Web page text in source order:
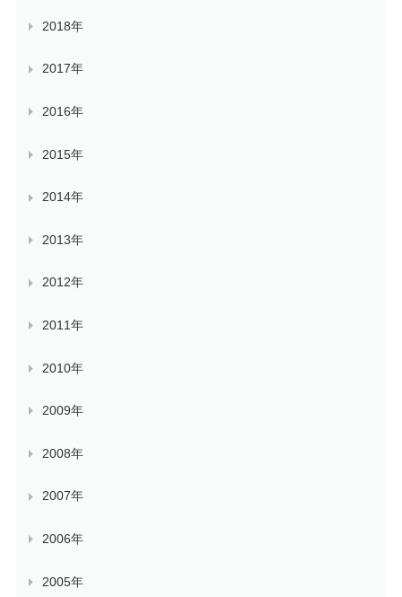
2018年
2017年
2016年
2015年
2014年
2013年
2012年
2011年
2010年
2009年
2008年
2007年
2006年
2005年